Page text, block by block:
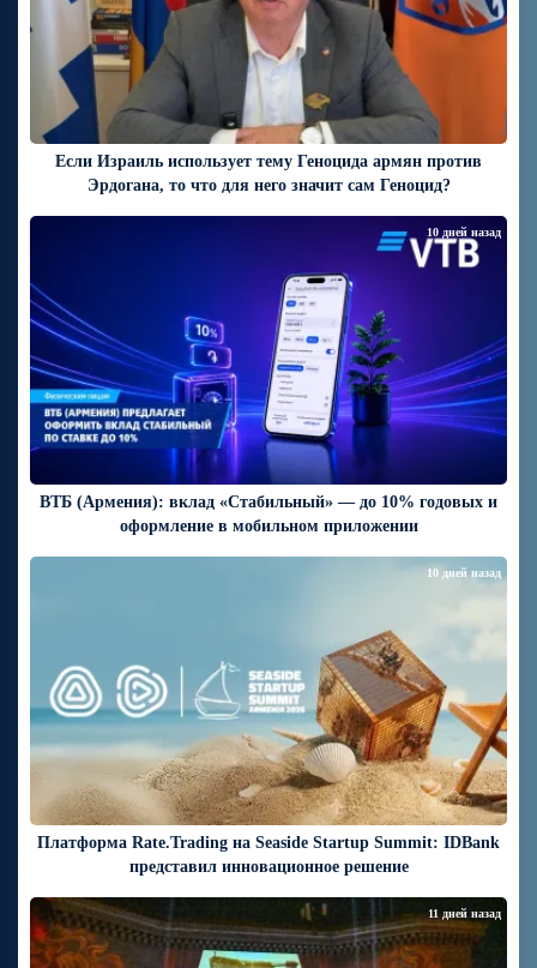
Если Израиль использует тему Геноцида армян против
Эрдогана, то что для него значит сам Геноцид?
ВТБ (Армения): вклад «Стабильный» — до 10% годовых и
оформление в мобильном приложении
10 дней назад
Платформа Rate.Trading на Seaside Startup Summit: IDBank
представил инновационное решение
10 дней назад
11 дней назад